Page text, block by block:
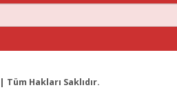
Tüm Hakları Saklıdır.